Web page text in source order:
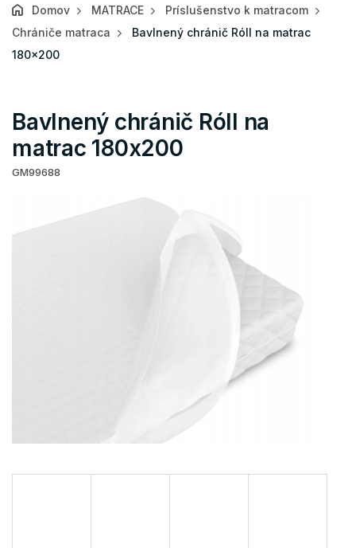
Domov MATRACE
Príslušenstvo k matracom
Chrániče matraca
Bavlnený chránič Róll na matrac
180x200
Bavlnený chránič Róll na
matrac 180x200
GM99688